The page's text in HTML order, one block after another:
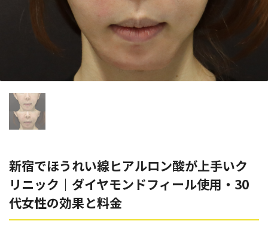
コラム
阿部 竜介
Parts
部位から探す
額
こめかみ
眉間
ボリフト
ボルベラ
ボライト
レナトゥスヒアルロン酸
リジュラン
ゴウリ
糸リフト
新宿でほうれい線ヒアルロン酸が上手いク
リニック｜ダイヤモンドフィール使用・30
代女性の効果と料金